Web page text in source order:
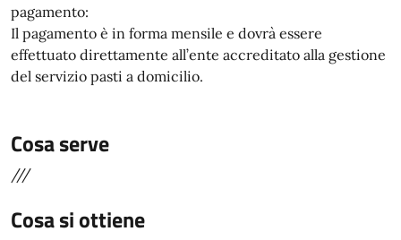
pagamento:
Il pagamento è in forma mensile e dovrà essere
effettuato direttamente all’ente accreditato alla gestione
del servizio pasti a domicilio.
Cosa serve
///
Cosa si ottiene